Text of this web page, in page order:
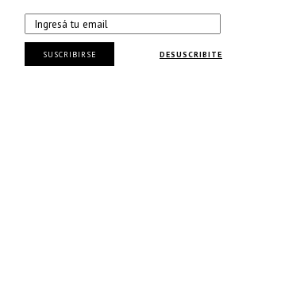
DESUSCRIBITE
SUSCRIBIRSE